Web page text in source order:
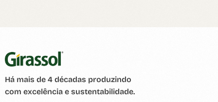
Há mais de 4 décadas produzindo
com excelência e sustentabilidade.